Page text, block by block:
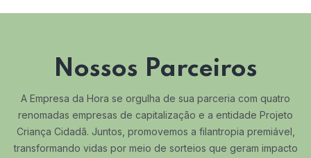
Nossos Parceiros
A Empresa da Hora se orgulha de sua parceria com quatro
renomadas empresas de capitalização e a entidade Projeto
Criança Cidadã. Juntos, promovemos a filantropia premiável,
transformando vidas por meio de sorteios que geram impacto